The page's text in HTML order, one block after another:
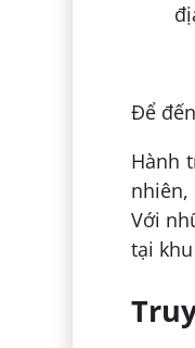
Để
Hành
Với
tại